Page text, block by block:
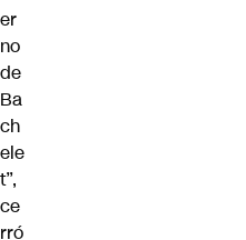
er
no
de
Ba
ch
ele
t”,
ce
rró